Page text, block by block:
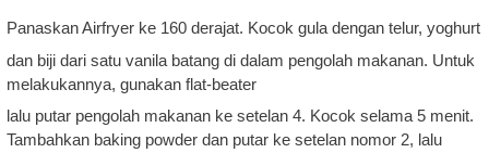
Panaskan Airfryer ke 160 derajat. Kocok gula dengan telur, yoghurt
dan biji dari satu vanila batang di dalam pengolah makanan. Untuk
melakukannya, gunakan flat-beater
lalu putar pengolah makanan ke setelan 4. Kocok selama 5 menit.
Tambahkan baking powder dan putar ke setelan nomor 2, lalu